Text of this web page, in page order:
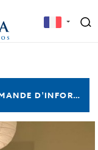
DEMANDE D'INFORMATIONS